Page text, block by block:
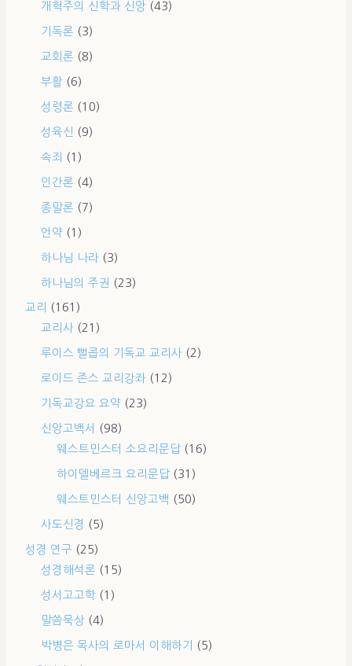
개혁주의 신학과 신앙 (43)
기독론 (3)
교회론 (8)
부활 (6)
성령론 (10)
성육신 (9)
속죄 (1)
인간론 (4)
종말론 (7)
언약 (1)
하나님 나라 (3)
하나님의 주권 (23)
교리
(161)
교리사 (21)
루이스 뻘콥의 기독교 교리사 (2)
로이드 존스 교리강좌 (12)
기독교강요 요약 (23)
신앙고백서
(98)
웨스트민스터 소요리문답(16)
하이델베르크 요리문답(31)
웨스트민스터 신앙고백 (50)
사도신경 (5)
성경 연구 (25)
성경해석론 (15)
성서고고학 (1)
말씀묵상 (4)
박병은 목사의 로마서 이해하기 (5)